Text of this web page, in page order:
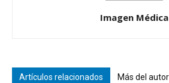
Imagen Médica
Artículos relacionados Más del autor